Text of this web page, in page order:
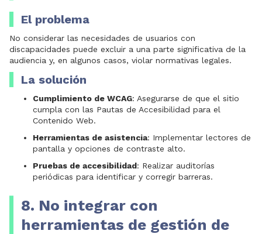
El problema
No considerar las necesidades de usuarios con
discapacidades puede excluir a una parte significativa de la
audiencia y, en algunos casos, violar normativas legales.
La solución
Cumplimiento de WCAG: Asegurarse de que el sitio
cumpla con las Pautas de Accesibilidad para el
Contenido Web.
Herramientas de asistencia: Implementar lectores de
pantalla y opciones de contraste alto.
Pruebas de accesibilidad: Realizar auditorías
periódicas para identificar y corregir barreras.
8. No integrar con
herramientas de gestión de